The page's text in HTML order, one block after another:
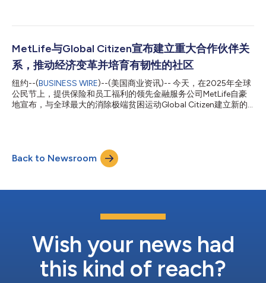
Instagram、LinkedIn、X、TikTok或Facebook上分享一段自己抛
#FootworkForFutures；或者通过Global Citizen应用提交视频。
对于每段符合条件的视频投稿，MetLife将向FIFA Global Citizen
Education Fund捐赠5美元，总额上限为10万美元，通过向全球各
地的社区组织提供资助，帮助儿童获得优质教育和体育活动的机
会。 这项社会公益活动依托MetLife Foundation作为FIFA Global
Citizen Education Fund创始捐赠方所提供的900万美元捐款。该
基金向全球各地...
MetLife与Global Citizen宣布建立重大合作伙伴关
系，推动经济变革并培育有韧性的社区
纽约--(BUSINESS WIRE)--(美国商业资讯)-- 今天，在2025年全球
公民节上，提供保险和员工福利的领先金融服务公司MetLife自豪
地宣布，与全球最大的消除极端贫困运动Global Citizen建立新的
社区面临的紧迫挑战。作为Global Citizen的主要合作伙伴，
MetLife将提供资金支持、员工志愿服务和全球影响力，以推动教
育和经济赋权领域的变革性倡议。 此外，MetLife Foundation将作
900万美元。该基金旨在筹集1亿美元，为全球儿童提供优质教育
Foundation的核心工作之一。如今，金融教育、STEM学习、导师
指导和技能培训已成为该基金会捐赠的一部分，旨在帮助世界各地
Back to Newsroom
Wish your news had
this kind of reach?